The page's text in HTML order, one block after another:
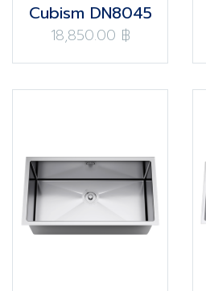
Cubism DN8045
18,850.00 ฿